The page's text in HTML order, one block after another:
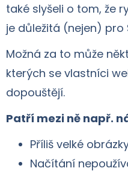
také slyšeli o tom, že
je důležitá (nejen) pro
Možná za to může
kterých se vlastníci
dopouštějí.
Patří mezi ně např.
Příliš velké
Načítání